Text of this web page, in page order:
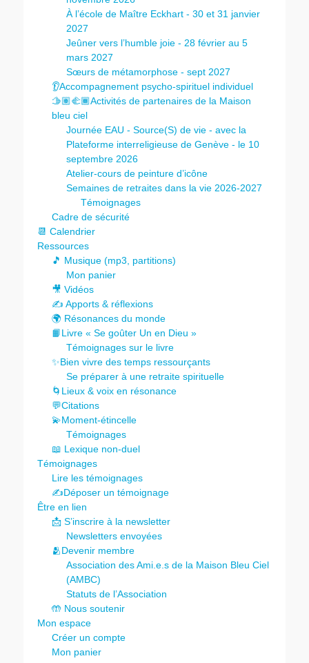
À l’école de Maître Eckhart - 30 et 31 janvier
2027
Jeûner vers l’humble joie - 28 février au 5
mars 2027
Sœurs de métamorphose - sept 2027
👂Accompagnement psycho-spirituel individuel
🫱🏽‍🫲🏾Activités de partenaires de la Maison
bleu ciel
Journée EAU - Source(S) de vie - avec la
Plateforme interreligieuse de Genève - le 10
septembre 2026
Atelier-cours de peinture d’icône
Semaines de retraites dans la vie 2026-2027
Témoignages
Cadre de sécurité
📆 Calendrier
Ressources
🎵 Musique (mp3, partitions)
Mon panier
🎥 Vidéos
✍️ Apports & réflexions
🌍 Résonances du monde
📙Livre « Se goûter Un en Dieu »
Témoignages sur le livre
✨Bien vivre des temps ressourçants
Se préparer à une retraite spirituelle
🌀Lieux & voix en résonance
💬Citations
💫Moment-étincelle
Témoignages
📖 Lexique non-duel
Témoignages
Lire les témoignages
✍️Déposer un témoignage
Être en lien
📩 S’inscrire à la newsletter
Newsletters envoyées
🫂Devenir membre
Association des Ami.e.s de la Maison Bleu Ciel
(AMBC)
Statuts de l’Association
🤲 Nous soutenir
Mon espace
Créer un compte
Mon panier